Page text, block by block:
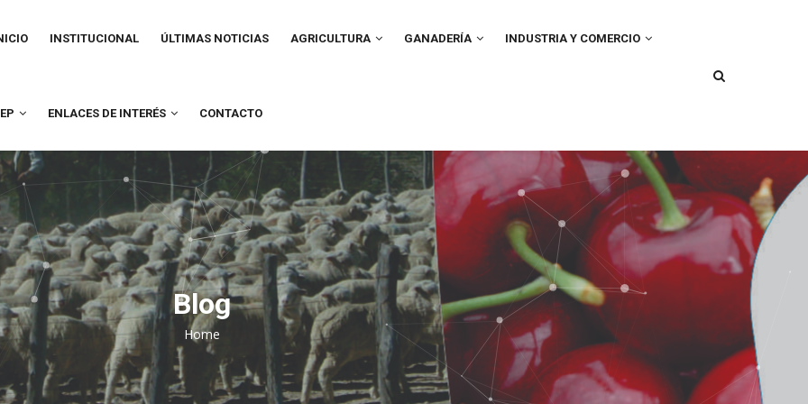
INSTITUCIONAL ÚLTIMAS NOTICIAS AGRICULTURA GANADERÍA INDUSTRIA Y COMERCIO
ENLACES DE INTERÉS CONTACTO
Blog
Breadcrumb
Home